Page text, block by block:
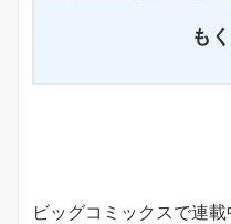
も
ビッグコミックスで連載